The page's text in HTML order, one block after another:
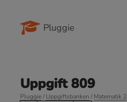
Pluggie
Uppgift 809
Pluggie/Uppgiftsbanken /Matematik 2